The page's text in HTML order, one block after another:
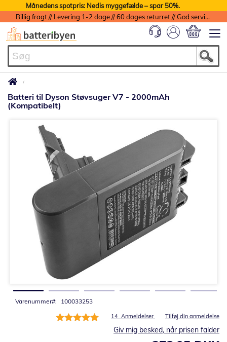
Månedens spotpris: Nedis myggefælde – spar 50%.
Billig fragt // Levering 1-2 dage // 60 dages returret // God service med garanti
Batteri til Dyson Støvsuger V7 - 2000mAh
(Kompatibelt)
Varenummer 100033253
Bedømmelse:
14 Anmeldelser Tilføj din anmeldelse
Giv mig besked, når prisen falder
billedgalleriet
billedgalleriet